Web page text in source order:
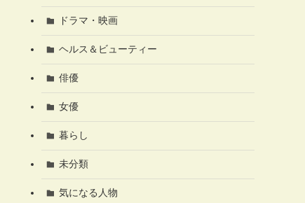
ドラマ・映画
ヘルス＆ビューティー
俳優
女優
暮らし
未分類
気になる人物